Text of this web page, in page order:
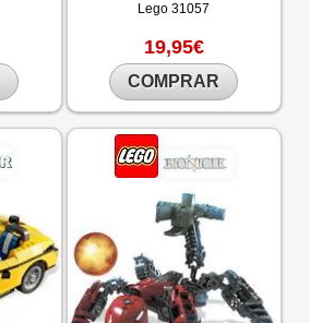
Lego31057
19,95€
COMPRAR